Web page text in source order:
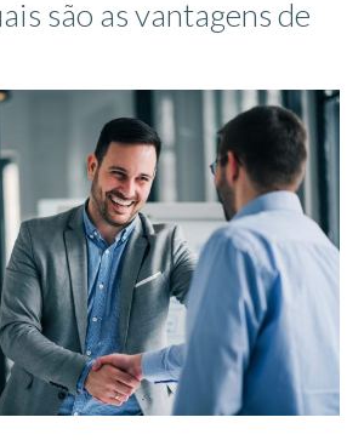
são as vantagens de